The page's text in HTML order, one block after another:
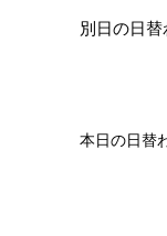
別日の日
本日の日替